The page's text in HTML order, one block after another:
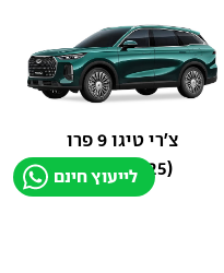
צ'רי טיגו 9 פרו
(2025-2025)
לייעוץ חינם